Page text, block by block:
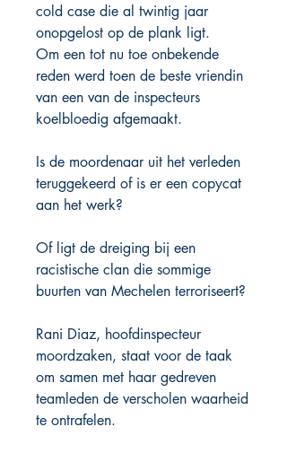
cold case die al twintig jaar
onopgelost op de plank ligt.
Om een tot nu toe onbekende
reden werd toen de beste vriendin
van een van de inspecteurs
koelbloedig afgemaakt.
Is de moordenaar uit het verleden
teruggekeerd of is er een copycat
aan het werk?
Of ligt de dreiging bij een
racistische clan die sommige
buurten van Mechelen terroriseert?
Rani Diaz, hoofdinspecteur
moordzaken, staat voor de taak
om samen met haar gedreven
teamleden de verscholen waarheid
te ontrafelen.